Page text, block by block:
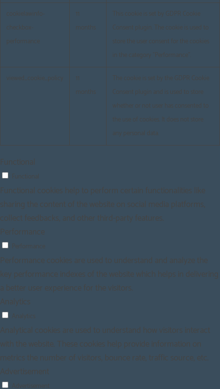
cookielawinfo-
checkbox-
performance
11
months
This cookie is set by GDPR Cookie
Consent plugin. The cookie is used to
store the user consent for the cookies
in the category "Performance".
viewed_cookie_policy
11
months
The cookie is set by the GDPR Cookie
Consent plugin and is used to store
whether or not user has consented to
the use of cookies. It does not store
any personal data.
Functional
Functional
Functional cookies help to perform certain functionalities like
sharing the content of the website on social media platforms,
collect feedbacks, and other third-party features.
Performance
Performance
Performance cookies are used to understand and analyze the
key performance indexes of the website which helps in delivering
a better user experience for the visitors.
Analytics
Analytics
Analytical cookies are used to understand how visitors interact
with the website. These cookies help provide information on
metrics the number of visitors, bounce rate, traffic source, etc.
Advertisement
Advertisement